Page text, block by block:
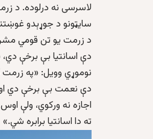
لاسرسی نه درلوده. د
سایټونو د جوړېدو
د زرمت یو تن قومي مشر
دې اسانتیا بې برخې
نوموړي وویل: «په
دې نعمت بې برخې دي او
اجازه نه ورکوي، ولې
ته دا اسانتیا برابره شي.»